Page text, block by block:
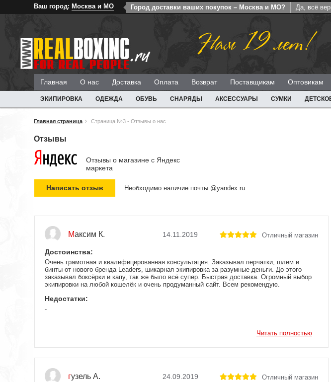
Ваш город: Москва и МО Город доставки ваших покупок – Москва и МО? Да, всё
Нам 19 лет!
Главная О нас Доставка Оплата Возврат Поставщикам Оптовикам
ЭКИПИРОВКА ОДЕЖДА ОБУВЬ СНАРЯДЫ АКСЕССУАРЫ СУМКИ
Главная страница Страница №3 - Отзывы о нас
Отзывы
Отзывы о магазине c Яндекс
маркета
Необходимо наличие почты @yandex.ru
Максим К. 14.11.2019 Отличный магазин
Достоинства:
Очень грамотная и квалифицированная консультация. Заказывал перчатки, шлем и
бинты от нового бренда Leaders, шикарная экипировка за разумные деньги. До этого
заказывал боксёрки и капу, так же было всё супер. Быстрая доставка. Огромный выбор
экипировки на любой кошелёк и очень продуманный сайт. Всем рекомендую.
Недостатки:
-
Читать полностью
гузель А. 24.09.2019 Отличный магазин